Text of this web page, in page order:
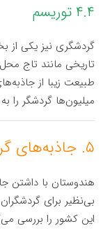
۴.۴ توریسم
گردشگری نیز یکی
تاریخی مانند تاج
طبیعت زیبا از
میلیون‌ها گردشگر را
۵. جاذبه‌های گردشگری هندوستان
هندوستان با داشتن
بی‌نظیر برای
این کشور را بررسی